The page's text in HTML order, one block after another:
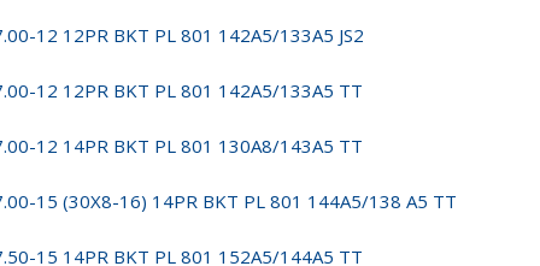
12 12PR BKT PL 801 142A5/133A5 JS2
12 12PR BKT PL 801 142A5/133A5 TT
12 14PR BKT PL 801 130A8/143A5 TT
15 (30X8-16) 14PR BKT PL 801 144A5/138 A5 TT
15 14PR BKT PL 801 152A5/144A5 TT